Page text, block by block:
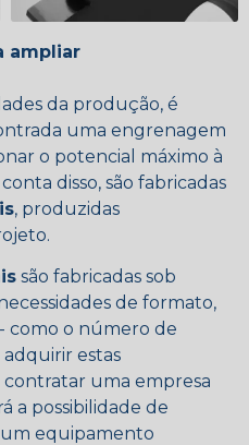
ampliar
da produção, é
uma engrenagem
o potencial máximo à
disso, são fabricadas
, produzidas
são fabricadas sob
de formato,
como o número de
estas
contratar uma empresa
a possibilidade de
equipamento